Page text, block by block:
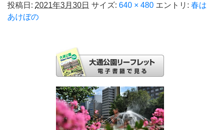
投稿日: 2021年3月30日 サイズ: 640 × 480 エントリ: 春は
あけぼの